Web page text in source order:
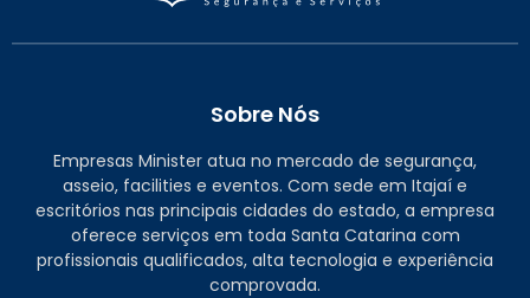
Sobre Nós
Empresas Minister atua no mercado de segurança,
asseio, facilities e eventos. Com sede em Itajaí e
escritórios nas principais cidades do estado, a empresa
oferece serviços em toda Santa Catarina com
profissionais qualificados, alta tecnologia e experiência
comprovada.